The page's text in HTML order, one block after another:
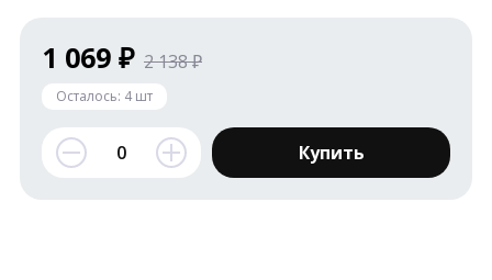
1 069 ₽ 2 138 ₽
Осталось: 4шт
Купить